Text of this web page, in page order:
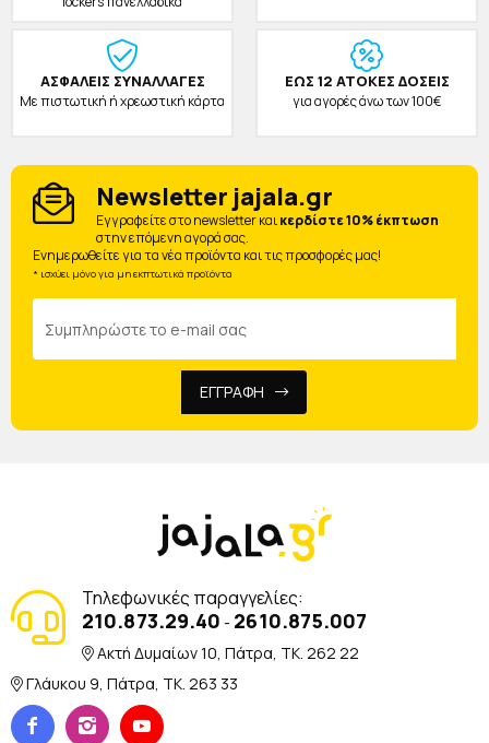
ΑΣΦΑΛΕΙΣ ΣΥΝΑΛΛΑΓΕΣ
Με πιστωτική ή χρεωστική κάρτα
ΕΩΣ 12 ΑΤΟΚΕΣ ΔΟΣΕΙΣ
για αγορές άνω των 100€
Newsletter jajala.gr
Eγγραφείτε στο newsletter καικερδίστε 10% έκπτωση
στην επόμενη αγορά σας.
Ενημερωθείτε για τα νέα προϊόντα και τις προσφορές μας!
* ισχύει μόνο για μη εκπτωτικά προϊόντα
ΕΓΓΡΑΦΗ
Τηλεφωνικές παραγγελίες:
210.873.29.40 - 2610.875.007
Ακτή Δυμαίων 10, Πάτρα, TK. 262 22
Γλάυκου 9, Πάτρα, TK. 263 33